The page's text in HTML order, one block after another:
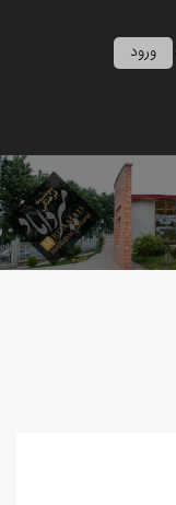
ورود